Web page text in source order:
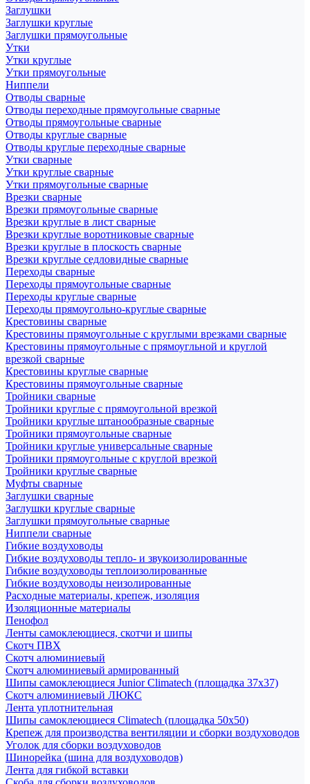
Заглушки
Заглушки круглые
Заглушки прямоугольные
Утки
Утки круглые
Утки прямоугольные
Ниппели
Отводы сварные
Отводы переходные прямоугольные сварные
Отводы прямоугольные сварные
Отводы круглые сварные
Отводы круглые переходные сварные
Утки сварные
Утки круглые сварные
Утки прямоугольные сварные
Врезки сварные
Врезки прямоугольные сварные
Врезки круглые в лист сварные
Врезки круглые воротниковые сварные
Врезки круглые в плоскость сварные
Врезки круглые седловидные сварные
Переходы сварные
Переходы прямоугольные сварные
Переходы круглые сварные
Переходы прямоугольно-круглые сварные
Крестовины сварные
Крестовины прямоугольные с круглыми врезками сварные
Крестовины прямоугольные с прямоугльной и круглой
врезкой сварные
Крестовины круглые сварные
Крестовины прямоугольные сварные
Тройники сварные
Тройники круглые с прямоугольной врезкой
Тройники круглые штанообразные сварные
Тройники прямоугольные сварные
Тройники круглые универсальные сварные
Тройники прямоугольные с круглой врезкой
Тройники круглые сварные
Муфты сварные
Заглушки сварные
Заглушки круглые сварные
Заглушки прямоугольные сварные
Ниппели сварные
Гибкие воздуховоды
Гибкие воздуховоды тепло- и звукоизолированные
Гибкие воздуховоды теплоизолированные
Гибкие воздуховоды неизолированные
Расходные материалы, крепеж, изоляция
Изоляционные материалы
Пенофол
Ленты самоклеющиеся, скотчи и шипы
Скотч ПВХ
Скотч алюминиевый
Скотч алюминиевый армированный
Шипы самоклеющиеся Junior Climatech (площадка 37х37)
Скотч алюминиевый ЛЮКС
Лента уплотнительная
Шипы самоклеющиеся Climatech (площадка 50х50)
Крепеж для производства вентиляции и сборки воздуховодов
Уголок для сборки воздуховодов
Шинорейка (шина для воздуховодов)
Лента для гибкой вставки